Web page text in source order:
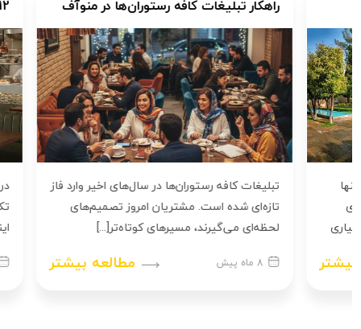
راهکار تبلیغات کافه رستوران‌ها در منوآف
تبلیغات کافه رستوران‌ها در سال‌های اخیر وارد فاز
تازه‌ای شده است. مشتریان امروز تصمیم‌های
لحظه‌ای می‌گیرند، مسیرهای کوتاه‌تر[...]
مطالعه بیشتر
12 فناوری کافه رستوران‌ها در سال ۲۰۲۵
در دنیای
تکنولوژی
اینجا به بررسی 12 فناوری